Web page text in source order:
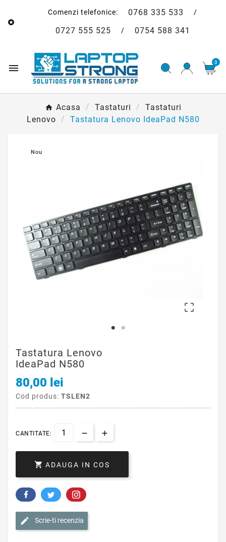

Comenzi telefonice: 0768 335 533
0727 555 525 / 0754 588 341
 0
Acasa Tastaturi
Tastaturi
Lenovo
Tastatura Lenovo IdeaPad N580
Nou

Tastatura Lenovo
IdeaPad N580
80,00 lei
Cod produs: TSLEN2
CANTITATE:
 ADAUGA IN COS
Scrie-ti recenzia